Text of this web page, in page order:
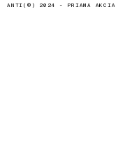
ANTI(©) 2024 - PRIAMA AKCIA